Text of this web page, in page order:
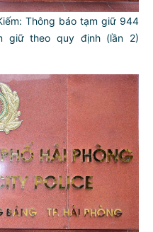
Thông báo tạm giữ 944
giữ theo quy định (lần 2)